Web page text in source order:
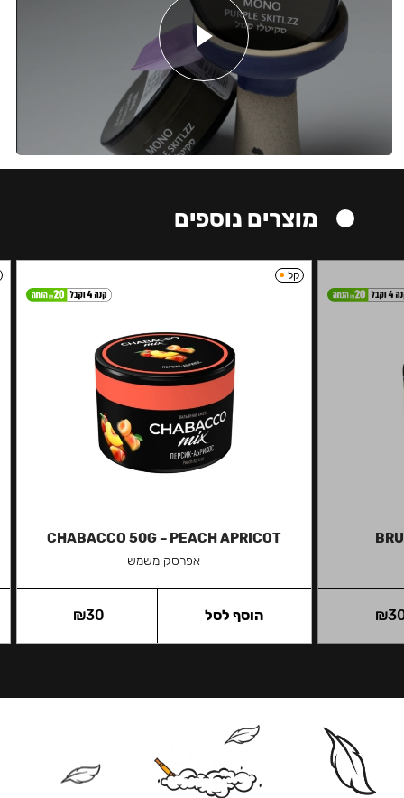
מוצרים נוספים
₪
קל
CHABACCO 50G – PEACH APRICOT
אפרסק משמש
₪30 הוסף לסל